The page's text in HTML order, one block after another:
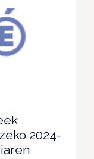
2024-